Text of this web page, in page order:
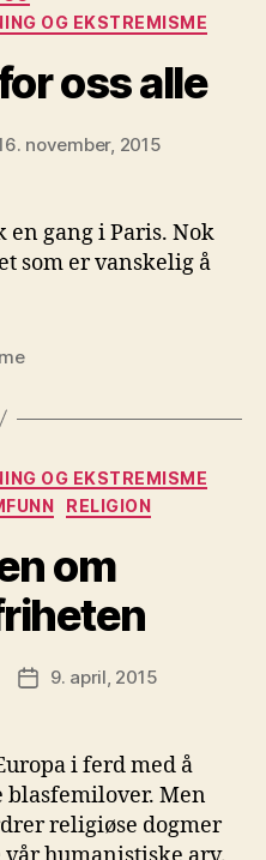
OG EKSTREMISME
oss alle
november, 2015
en gang i Paris. Nok
som er vanskelig å
OG EKSTREMISME
RELIGION
om
Publiseringsdato
9. april, 2015
i ferd med å
blasfemilover. Men
religiøse dogmer